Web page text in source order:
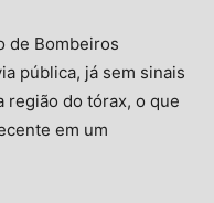
de Bombeiros
pública, já sem sinais
região do tórax, o que
em um